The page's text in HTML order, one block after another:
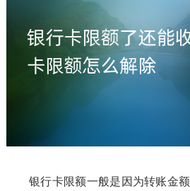
银行卡限额一般是因为转账金